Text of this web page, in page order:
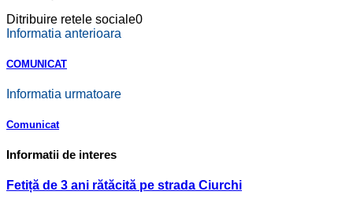
Ditribuire retele sociale0
Informatia anterioara
COMUNICAT
Informatia urmatoare
Comunicat
Informatii de interes
Fetiță de 3 ani rătăcită pe strada Ciurchi